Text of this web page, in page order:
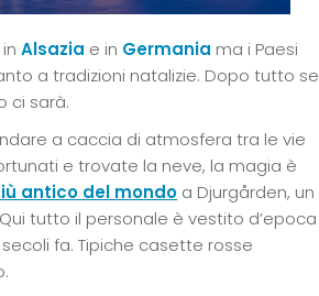
Alsazia e in Germania ma i Paesi
a tradizioni natalizie. Dopo tutto se
ci sarà.
a caccia di atmosfera tra le vie
e trovate la neve, la magia è
antico del mondo a Djurgården, un
tutto il personale è vestito d’epoca
fa. Tipiche casette rosse